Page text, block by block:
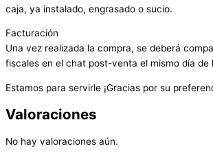
caja, ya instalado, engrasado o sucio.
Facturación
Una vez realizada la compra, se deberá
fiscales en el chat post-venta el mismo día de
Estamos para servirle ¡Gracias por su
Valoraciones
No hay valoraciones aún.